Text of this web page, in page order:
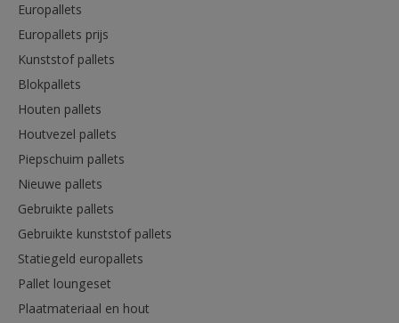
Europallets
Europallets prijs
Kunststof pallets
Blokpallets
Houten pallets
Houtvezel pallets
Piepschuim pallets
Nieuwe pallets
Gebruikte pallets
Gebruikte kunststof pallets
Statiegeld europallets
Pallet loungeset
Plaatmateriaal en hout